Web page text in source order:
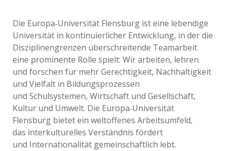
Die Europa‐Universität Flensburg ist eine lebendige
Universität in kontinuierlicher Entwicklung, in der die
Disziplinengrenzen überschreitende Teamarbeit
eine prominente Rolle spielt: Wir arbeiten, lehren
und forschen für mehr Gerechtigkeit, Nachhaltigkeit
und Vielfalt in Bildungsprozessen
und Schulsystemen, Wirtschaft und Gesellschaft,
Kultur und Umwelt. Die Europa‐Universität
Flensburg bietet ein weltoffenes Arbeitsumfeld,
das interkulturelles Verständnis fördert
und Internationalität gemeinschaftlich lebt.